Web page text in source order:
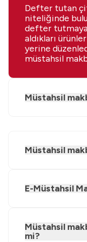
Defter tutan
niteliğinde
defter
aldıkları
yerine
müstahsil
Müstahsil
Müstahsil
E-Müstahsil
Müstahsil
mi?